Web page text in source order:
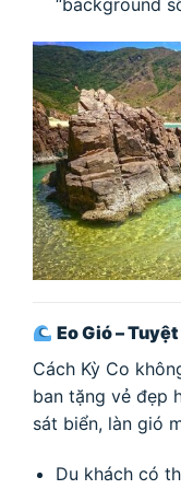
Eo Gió –
Cách Kỳ Co
ban tặng vẻ đẹp
sát biển, làn gió
Du khách có